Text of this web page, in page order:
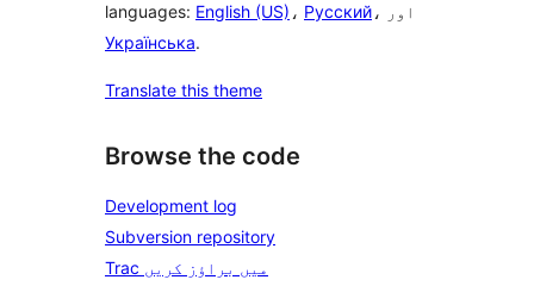
languages: English (US) ، Русский
، اور
Українська.
Translate this theme
Browse the code
Development log
Subversion repository
Trac میں براؤز کریں